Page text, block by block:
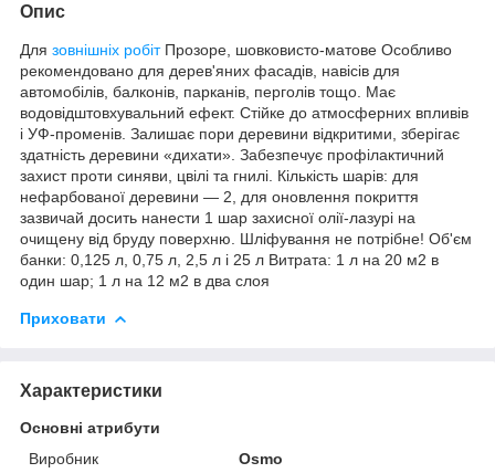
Опис
Для зовнішніх робітПрозоре, шовковисто-матове Особливо
рекомендовано для дерев'яних фасадів, навісів для
автомобілів, балконів, парканів, перголів тощо. Має
водовідштовхувальний ефект. Стійке до атмосферних впливів
і УФ-променів. Залишає пори деревини відкритими, зберігає
здатність деревини «дихати». Забезпечує профілактичний
захист проти синяви, цвілі та гнилі. Кількість шарів: для
нефарбованої деревини — 2, для оновлення покриття
зазвичай досить нанести 1 шар захисної олії-лазурі на
очищену від бруду поверхню. Шліфування не потрібне! Об'єм
банки: 0,125 л, 0,75 л, 2,5 л і 25 л Витрата: 1 л на 20 м2 в
один шар; 1 л на 12 м2 в два слоя
Приховати
Характеристики
Основні атрибути
Виробник
Osmo